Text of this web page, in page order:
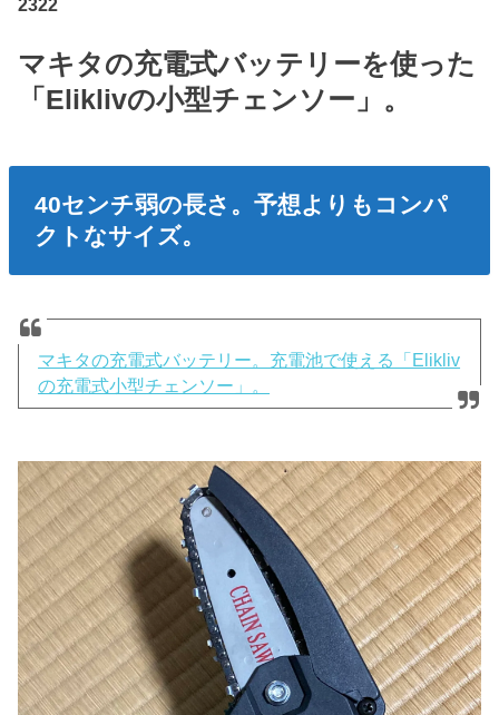
2322
マキタの充電式バッテリーを使った
「Eliklivの小型チェンソー」。
40センチ弱の長さ。予想よりもコンパ
クトなサイズ。
マキタの充電式バッテリー。充電池で使える「Elikliv
の充電式小型チェンソー」。